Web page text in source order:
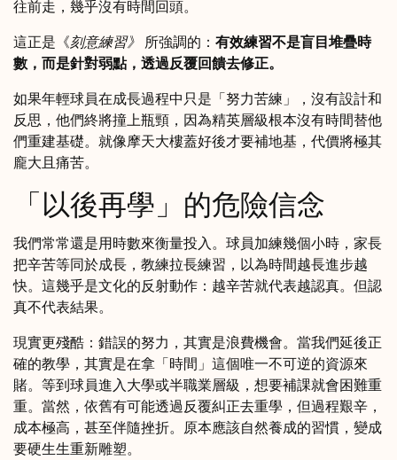
往前走，幾乎沒有時間回頭。
這正是《刻意練習》 所強調的： 有效練習不是盲目堆疊時
數，而是針對弱點，透過反覆回饋去修正。
如果年輕球員在成長過程中只是「努力苦練」，沒有設計和
反思，他們終將撞上瓶頸，因為精英層級根本沒有時間替他
們重建基礎。就像摩天大樓蓋好後才要補地基，代價將極其
龐大且痛苦。
「以後再學」的危險信念
我們常常還是用時數來衡量投入。球員加練幾個小時，家長
把辛苦等同於成長，教練拉長練習，以為時間越長進步越
快。這幾乎是文化的反射動作：越辛苦就代表越認真。但認
真不代表結果。
現實更殘酷：錯誤的努力，其實是浪費機會。當我們延後正
確的教學，其實是在拿「時間」這個唯一不可逆的資源來
賭。等到球員進入大學或半職業層級，想要補課就會困難重
重。當然，依舊有可能透過反覆糾正去重學，但過程艱辛，
成本極高，甚至伴隨挫折。原本應該自然養成的習慣，變成
要硬生生重新雕塑。